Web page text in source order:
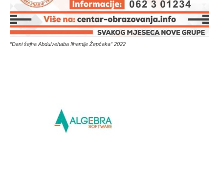
“Dani šejha Abdulvehaba Ilhamije Žepčaka” 2022